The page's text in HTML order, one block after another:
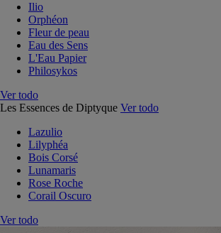
Ilio
Orphéon
Fleur de peau
Eau des Sens
L'Eau Papier
Philosykos
Ver todo
Les Essences de Diptyque Ver todo
Lazulio
Lilyphéa
Bois Corsé
Lunamaris
Rose Roche
Corail Oscuro
Ver todo